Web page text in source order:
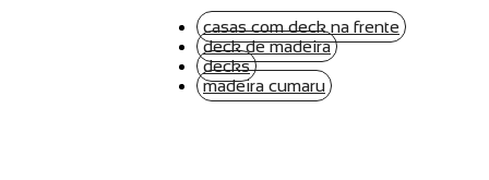
casas com deck na frente
deck de madeira
decks
madeira cumaru